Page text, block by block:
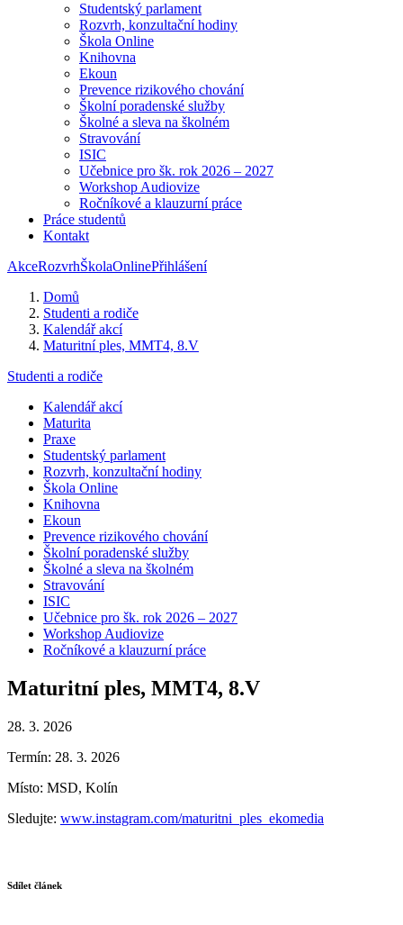
Studentský parlament
Rozvrh, konzultační hodiny
Škola Online
Knihovna
Ekoun
Prevence rizikového chování
Školní poradenské služby
Školné a sleva na školném
Stravování
ISIC
Učebnice pro šk. rok 2026 – 2027
Workshop Audiovize
Ročníkové a klauzurní práce
Práce studentů
Kontakt
AkceRozvrhŠkolaOnlinePřihlášení
Domů
Studenti a rodiče
Kalendář akcí
Maturitní ples, MMT4, 8.V
Studenti a rodiče
Kalendář akcí
Maturita
Praxe
Studentský parlament
Rozvrh, konzultační hodiny
Škola Online
Knihovna
Ekoun
Prevence rizikového chování
Školní poradenské služby
Školné a sleva na školném
Stravování
ISIC
Učebnice pro šk. rok 2026 – 2027
Workshop Audiovize
Ročníkové a klauzurní práce
Maturitní ples, MMT4, 8.V
28. 3. 2026
Termín: 28. 3. 2026
Místo: MSD, Kolín
Sledujte: www.instagram.com/maturitni_ples_ekomedia
Sdílet článek